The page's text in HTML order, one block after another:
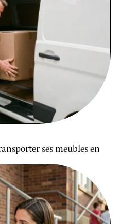
ses meubles en